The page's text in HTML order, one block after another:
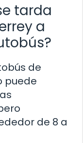
tarda
a
de
puede
de 8 a